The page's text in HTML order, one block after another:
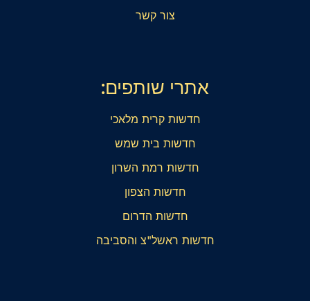
צור קשר
אתרי שותפים:
חדשות קרית מלאכי
חדשות בית שמש
חדשות רמת השרון
חדשות הצפון
חדשות הדרום
חדשות ראשל"צ והסביבה